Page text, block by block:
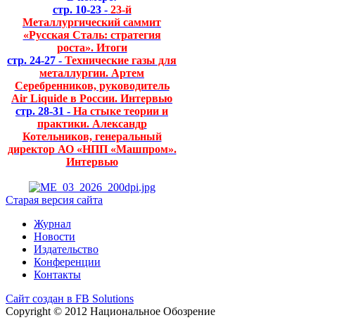
стр. 10-23 -23-й
Металлургический саммит
«Русская Сталь: стратегия
роста». Итоги
стр. 24-27 - Технические газы для
металлургии. Артем
Серебренников, руководитель
Air Liquide в России. Интервью
стр. 28-31 - На стыке теории и
практики. Александр
Котельников, генеральный
директор АО «НПП «Машпром».
Интервью
Старая версия сайта
Журнал
Новости
Издательство
Конференции
Контакты
Сайт создан в FB Solutions
Copyright © 2012 Национальное Обозрение